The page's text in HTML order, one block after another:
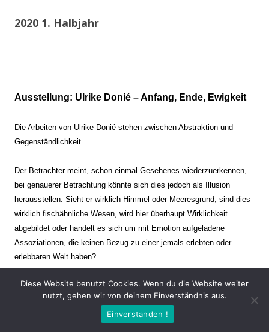
2020 1. Halbjahr
Ausstellung: Ulrike Donié – Anfang, Ende, Ewigkeit
Die Arbeiten von Ulrike Donié stehen zwischen Abstraktion und
Gegenständlichkeit.
Der Betrachter meint, schon einmal Gesehenes wiederzuerkennen,
bei genauerer Betrachtung könnte sich dies jedoch als Illusion
herausstellen: Sieht er wirklich Himmel oder Meeresgrund, sind dies
wirklich fischähnliche Wesen, wird hier überhaupt Wirklichkeit
abgebildet oder handelt es sich um mit Emotion aufgeladene
Assoziationen, die keinen Bezug zu einer jemals erlebten oder
erlebbaren Welt haben?
Verharren und Dynamik stehen sich dabei gegenüber. Zeit steht still
oder verrinnt im Nu. Es soll dabei eine Spannung, auch farblich, bis
zur Schmerzgrenze erzeugt werden. Die Arbeiten stellen ambivalente
Diese Website benutzt Cookies. Wenn du die Website weiter
nutzt, gehen wir von deinem Einverständnis aus.
Einverstanden !